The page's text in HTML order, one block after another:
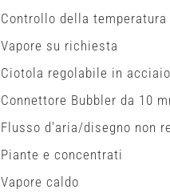
Controllo della temperatura
Vapore su richiesta
Ciotola regolabile in
Connettore Bubbler da 10
Flusso d'aria/disegno non
Piante e concentrati
Vapore caldo